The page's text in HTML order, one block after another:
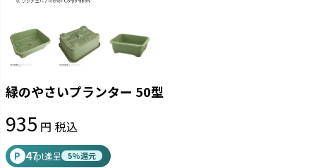
緑のやさいプランター 50型
935 税込
P 47pt進呈 5%還元